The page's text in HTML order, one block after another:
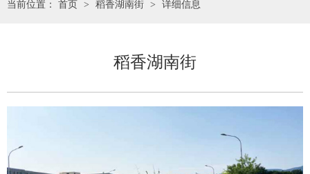
当前位置： 首页 > 稻香湖南街 > 详细信息
稻香湖南街